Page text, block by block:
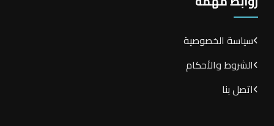
سياسة الخصوصية
الشروط والأحكام
اتصل بنا